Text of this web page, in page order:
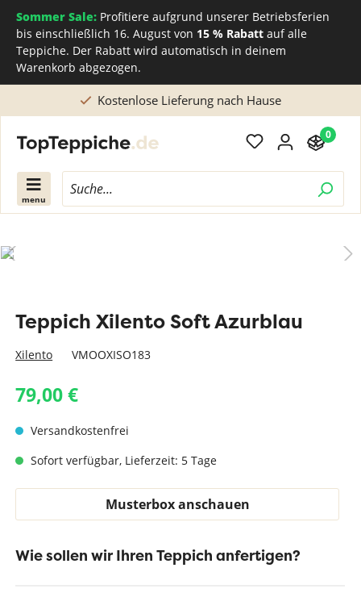
Sommer Sale: Profitiere aufgrund unserer Betriebsferien
bis einschließlich 16. August von 15 % Rabatt auf alle
Teppiche. Der Rabatt wird automatisch in deinem
Warenkorb abgezogen.
Kostenlose Lieferung nach Hause
menu
0
Teppich Xilento Soft Azurblau
Xilento VMOOXISO183
79,00 €
Versandkostenfrei
Sofort verfügbar, Lieferzeit: 5 Tage
Musterbox anschauen
Wie sollen wir Ihren Teppich anfertigen?